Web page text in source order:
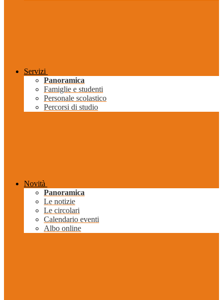
Servizi
Panoramica
Famiglie e studenti
Personale scolastico
Percorsi di studio
Novità
Panoramica
Le notizie
Le circolari
Calendario eventi
Albo online